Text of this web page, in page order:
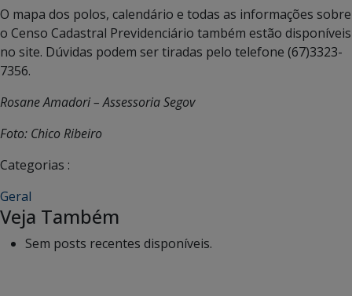
O mapa dos polos, calendário e todas as informações sobre
o Censo Cadastral Previdenciário também estão disponíveis
no site. Dúvidas podem ser tiradas pelo telefone (67)3323-
7356.
Rosane Amadori – Assessoria Segov
Foto: Chico Ribeiro
Categorias :
Geral
Veja Também
Sem posts recentes disponíveis.